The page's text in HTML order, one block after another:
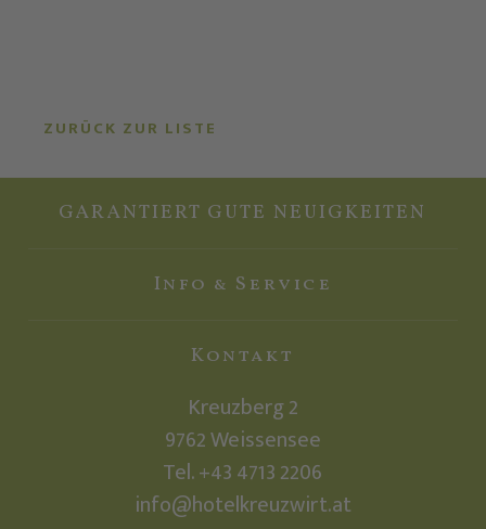
ZURÜCK ZUR LISTE
GARANTIERT GUTE NEUIGKEITEN
Info & Service
Kontakt
Kreuzberg 2
9762Weissensee
Tel.+43 4713 2206
info@hotelkreuzwirt.at